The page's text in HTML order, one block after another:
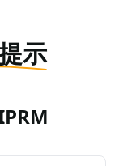
示